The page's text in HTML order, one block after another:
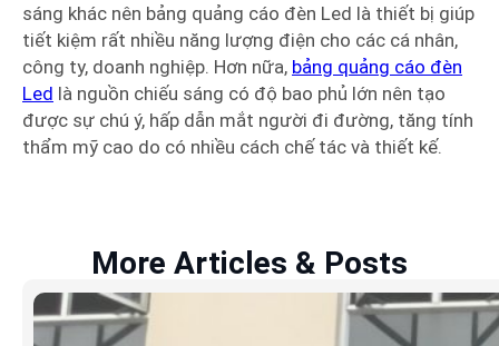
sáng khác nên bảng quảng cáo đèn Led là thiết bị giúp
tiết kiệm rất nhiều năng lượng điện cho các cá nhân,
công ty, doanh nghiệp. Hơn nữa, bảng quảng cáo đèn
Led là nguồn chiếu sáng có độ bao phủ lớn nên tạo
được sự chú ý, hấp dẫn mắt người đi đường, tăng tính
thẩm mỹ cao do có nhiều cách chế tác và thiết kế.
More Articles & Posts